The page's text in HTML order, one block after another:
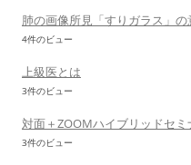
肺の画像所見「すりガラス」の
4件のビュー
上級医とは
3件のビュー
対面＋ZOOMハイブリッドセ
3件のビュー